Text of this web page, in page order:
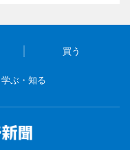
買う
学ぶ・知る